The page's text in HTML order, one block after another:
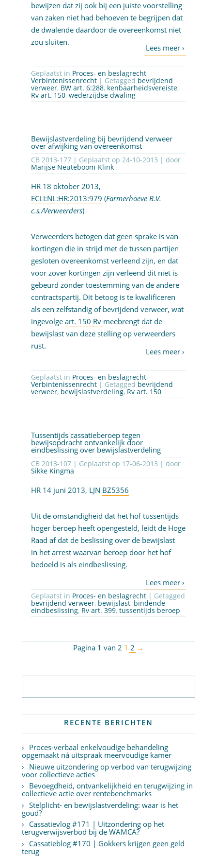
bewijzen dat zij ook bij een juiste voorstelling
van zaken niet had behoeven te begrijpen dat
de dwalende daardoor de overeenkomst niet
zou sluiten.
Geplaatst in Proces- en beslagrecht,
Verbintenissenrecht | Getagged bevrijdend
verweer, BW art. 6:288, kenbaarheidsvereiste,
Rv art. 150, wederzijdse dwaling
Bewijslastverdeling bij bevrijdend verweer
over afwijking van overeenkomst
CB 2013-177 | Geplaatst op 24-10-2013 | door
Marijse Neuteboom-Klink
HR 18 oktober 2013,
ECLI:NL:HR:2013:979 (Farmerhoeve B.V.
c.s./Verweerders)
Verweerders betogen dat geen sprake is van
kortingen die in strijd met de tussen partijen
gesloten overeenkomst verleend zijn, en dat
voor zover kortingen zijn verleend dit niet is
gebeurd zonder toestemming van de andere
contractspartij. Dit betoog is te kwalificeren
als een zelfstandig of bevrijdend verweer, wat
ingevolge art. 150 Rv meebrengt dat de
bewijslast van deze stelling op verweerders
rust.
Geplaatst in Proces- en beslagrecht,
Verbintenissenrecht | Getagged bevrijdend
verweer, bewijslastverdeling, Rv art. 150
Tussentijds cassatieberoep tegen
bewijsopdracht ontvankelijk door
eindbeslissing over bewijslastverdeling
CB 2013-107 | Geplaatst op 17-06-2013 | door
Sikke Kingma
HR 14 juni 2013, LJN BZ5356
Uit de omstandigheid dat het hof tussentijds
hoger beroep heeft opengesteld, leidt de Hoge
Raad af dat de beslissing over de bewijslast
in het arrest waarvan beroep door het hof
bedoeld is als eindbeslissing.
Geplaatst in Proces- en beslagrecht | Getagged
bevrijdend verweer, bewijslast, bindende
eindbeslissing, Rv art. 399, tussentijds beroep
Pagina 1 van 2 1 2 →
RECENTE BERICHTEN
Proces-verbaal enkelvoudige behandeling
opgemaakt ná uitspraak meervoudige kamer
Nieuwe uitzondering op verbod van terugwijzing
voor collectieve acties
Bevoegdheid, ontvankelijkheid en terugwijzing in
collectieve actie over rentebenchmarks
Stelplicht- en bewijslastverdeling: waar is het
goud?
Cassatievlog #171 | Uitzondering op het
terugverwijsverbod bij de WAMCA?
Cassatieblog #170 | Gokkers krijgen geen geld
terug